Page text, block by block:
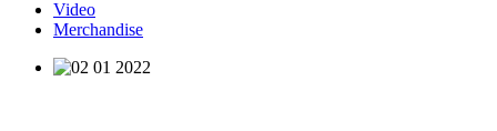
Video
Merchandise